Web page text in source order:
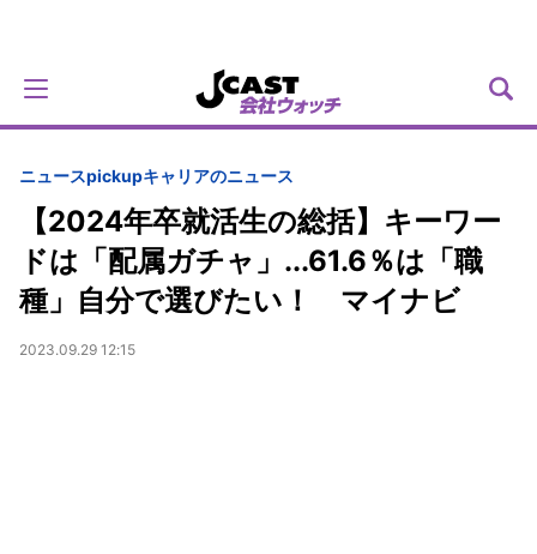
ニュースpickupキャリアのニュース
【2024年卒就活生の総括】キーワー
ドは「配属ガチャ」...61.6％は「職
種」自分で選びたい！ マイナビ
2023.09.29 12:15